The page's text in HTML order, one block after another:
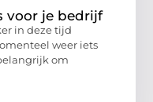
voor je bedrijf
in deze tijd
weer iets
om